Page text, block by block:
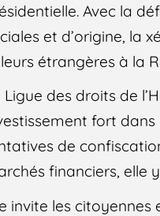
Avec la
et d’origine, la
étrangères à la
Ligue des droits de
fort
de
financiers, elle
invite les